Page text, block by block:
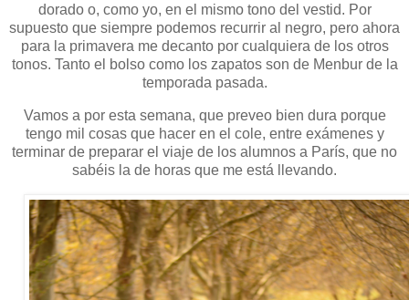
dorado o, como yo, en el mismo tono del vestid. Por
supuesto que siempre podemos recurrir al negro, pero ahora
para la primavera me decanto por cualquiera de los otros
tonos. Tanto el bolso como los zapatos son de Menbur de la
temporada pasada.
Vamos a por esta semana, que preveo bien dura porque
tengo mil cosas que hacer en el cole, entre exámenes y
terminar de preparar el viaje de los alumnos a París, que no
sabéis la de horas que me está llevando.